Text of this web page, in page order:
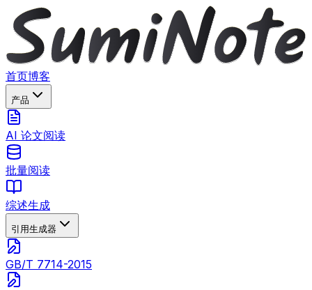
首页博客
产品
AI 论文阅读
批量阅读
综述生成
引用生成器
GB/T 7714-2015